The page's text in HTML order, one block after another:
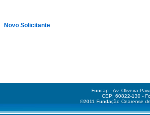
Funcap - Av. Oliveira
CEP: 60822-130 -
©2011 Fundação Cearense